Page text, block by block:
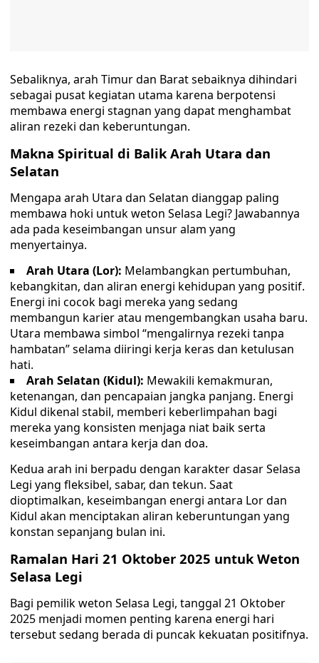
Sebaliknya, arah Timur dan Barat sebaiknya dihindari
sebagai pusat kegiatan utama karena berpotensi
membawa energi stagnan yang dapat menghambat
aliran rezeki dan keberuntungan.
Makna Spiritual di Balik Arah Utara dan
Selatan
Mengapa arah Utara dan Selatan dianggap paling
membawa hoki untuk weton Selasa Legi? Jawabannya
ada pada keseimbangan unsur alam yang
menyertainya.
Arah Utara (Lor): Melambangkan pertumbuhan,
kebangkitan, dan aliran energi kehidupan yang positif.
Energi ini cocok bagi mereka yang sedang
membangun karier atau mengembangkan usaha baru.
Utara membawa simbol “mengalirnya rezeki tanpa
hambatan” selama diiringi kerja keras dan ketulusan
hati.
Arah Selatan (Kidul): Mewakili kemakmuran,
ketenangan, dan pencapaian jangka panjang. Energi
Kidul dikenal stabil, memberi keberlimpahan bagi
mereka yang konsisten menjaga niat baik serta
keseimbangan antara kerja dan doa.
Kedua arah ini berpadu dengan karakter dasar Selasa
Legi yang fleksibel, sabar, dan tekun. Saat
dioptimalkan, keseimbangan energi antara Lor dan
Kidul akan menciptakan aliran keberuntungan yang
konstan sepanjang bulan ini.
Ramalan Hari 21 Oktober 2025 untuk Weton
Selasa Legi
Bagi pemilik weton Selasa Legi, tanggal 21 Oktober
2025 menjadi momen penting karena energi hari
tersebut sedang berada di puncak kekuatan positifnya.